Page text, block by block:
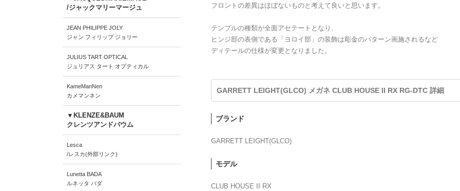
フロントの差異はほぼないものと考えて良いと思います。
テンプルの種類が全面アセテートとなり、
ヒンジ部の表側である「ヨロイ部」の装飾は彫金のパターン画施されるなど
ディテールの仕様が変更となりました。
GARRETT LEIGHT(GLCO) メガネ CLUB HOUSE II RX RG-DTC 詳細
ブランド
GARRETT LEIGHT(GLCO)
モデル
CLUB HOUSE II RX
/ジャックマリーマージュ
JEAN PHILIPPE JOLY
ジャン フィリップ ジョリー
JULIUS TART OPTICAL
ジュリアス タート オプティカル
KameManNen
カメマンネン
▼KLENZE&BAUM
クレンツアンドバウム
Lesca
/レスカ(外部リンク)
Lunetta BADA
ルネッタ バダ